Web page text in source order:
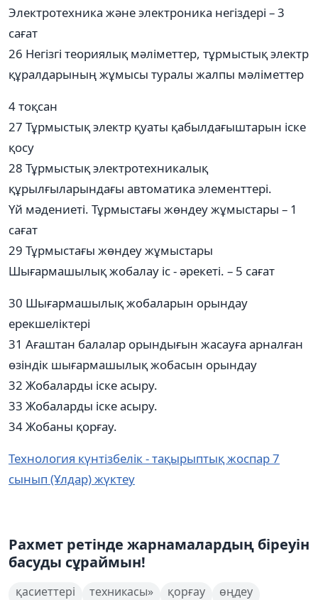
Электротехника және электроника негіздері – 3
сағат
26 Негізгі теориялық мәліметтер, тұрмыстық электр
құралдарының жұмысы туралы жалпы мәліметтер
4 тоқсан
27 Тұрмыстық электр қуаты қабылдағыштарын іске
қосу
28 Тұрмыстық электротехникалық
құрылғыларындағы автоматика элементтері.
Үй мәдениеті. Тұрмыстағы жөндеу жұмыстары – 1
сағат
29 Тұрмыстағы жөндеу жұмыстары
Шығармашылық жобалау іс - әрекеті. – 5 сағат
30 Шығармашылық жобаларын орындау
ерекшеліктері
31 Ағаштан балалар орындығын жасауға арналған
өзіндік шығармашылық жобасын орындау
32 Жобаларды іске асыру.
33 Жобаларды іске асыру.
34 Жобаны қорғау.
Технология күнтізбелік - тақырыптық жоспар 7
сынып (Ұлдар) жүктеу
Рахмет ретінде жарнамалардың біреуін
басуды сұраймын!
қасиеттері техникасы» қорғау
өңдеу